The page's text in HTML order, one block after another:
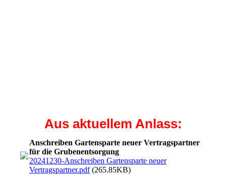
Aus aktuellem Anlass:
Anschreiben Gartensparte neuer Vertragspartner
für die Grubenentsorgung
20241230-Anschreiben Gartensparte neuer
Vertragspartner.pdf(265.85KB)